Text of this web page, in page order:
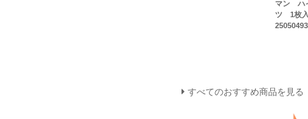
マン ハ
ツ 1枚入
すべてのおすすめ商品を見る